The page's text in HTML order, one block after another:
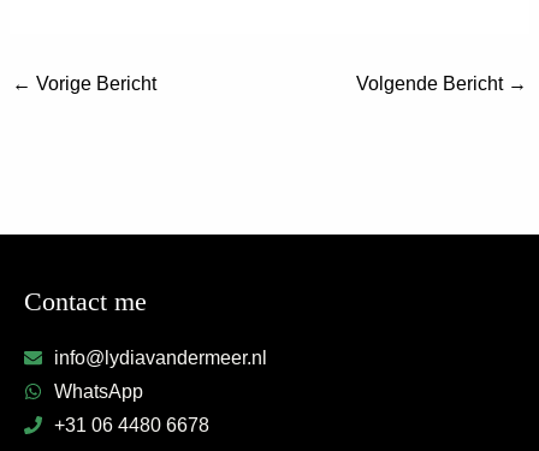
← Vorige Bericht Volgende Bericht →
Contact me
info@lydiavandermeer.nl
WhatsApp
+31 06 4480 6678